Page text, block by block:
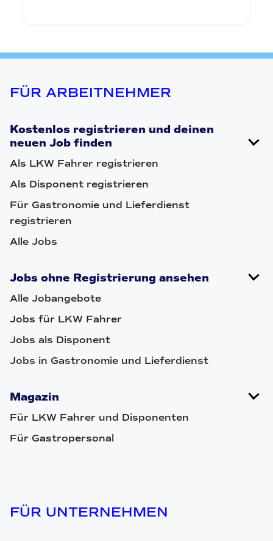
FÜR ARBEITNEHMER
Kostenlos registrieren und deinen
neuen Job finden
Als LKW Fahrer registrieren
Als Disponent registrieren
Für Gastronomie und Lieferdienst
registrieren
Alle Jobs
Jobs ohne Registrierung ansehen
Alle Jobangebote
Jobs für LKW Fahrer
Jobs als Disponent
Jobs in Gastronomie und Lieferdienst
Magazin
Für LKW Fahrer und Disponenten
Für Gastropersonal
FÜR UNTERNEHMEN